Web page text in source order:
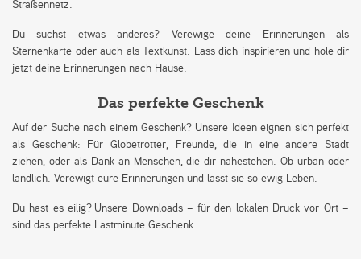
Straßennetz.
Du suchst etwas anderes? Verewige deine Erinnerungen als
Sternenkarte oder auch als Textkunst. Lass dich inspirieren und hole dir
jetzt deine Erinnerungen nach Hause.
Das perfekte Geschenk
Auf der Suche nach einem Geschenk? Unsere Ideen eignen sich perfekt
als Geschenk: Für Globetrotter, Freunde, die in eine andere Stadt
ziehen, oder als Dank an Menschen, die dir nahestehen. Ob urban oder
ländlich. Verewigt eure Erinnerungen und lasst sie so ewig Leben.
Du hast es eilig? Unsere Downloads – für den lokalen Druck vor Ort –
sind das perfekte Lastminute Geschenk.